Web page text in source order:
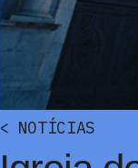
< NOTÍCIAS